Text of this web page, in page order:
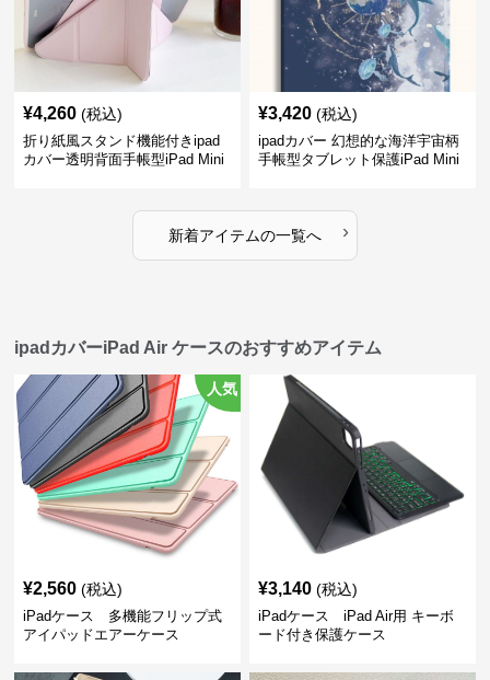
¥4,260 (税込)
折り紙風スタンド機能付きipad
カバー透明背面手帳型iPad Mini
¥3,420 (税込)
ipadカバー 幻想的な海洋宇宙柄
手帳型タブレット保護iPad Mini
新着アイテムの一覧へ ›
ipadカバーiPad Air ケースのおすすめアイテム
人気
¥2,560 (税込)
iPadケース 多機能フリップ式
アイパッドエアーケース
¥3,140 (税込)
iPadケース iPad Air用 キーボ
ード付き保護ケース